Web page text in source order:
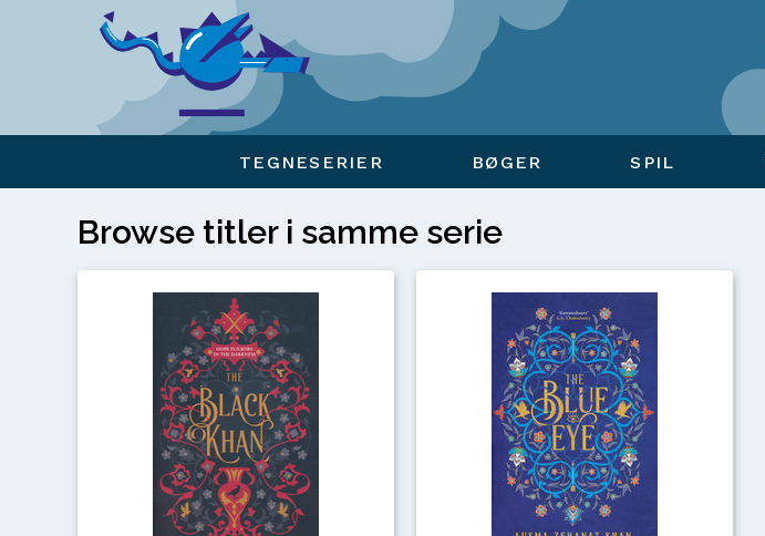
TEGNESERIER BØGER SPIL
Browse titler i samme serie
Viser overlay for indkøbskurv